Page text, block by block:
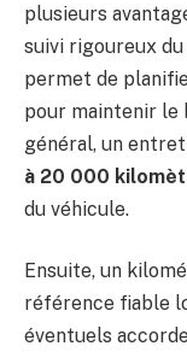
plusieurs
suivi rigoureux
permet de
pour maintenir le
général, un
à 20 000
du véhicule.
Ensuite, un
référence fiable
éventuels